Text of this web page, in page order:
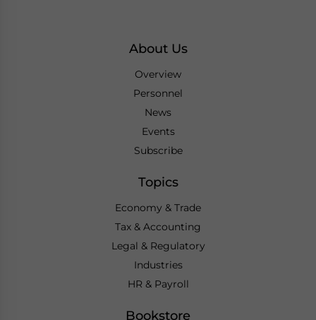
About Us
Overview
Personnel
News
Events
Subscribe
Topics
Economy & Trade
Tax & Accounting
Legal & Regulatory
Industries
HR & Payroll
Bookstore